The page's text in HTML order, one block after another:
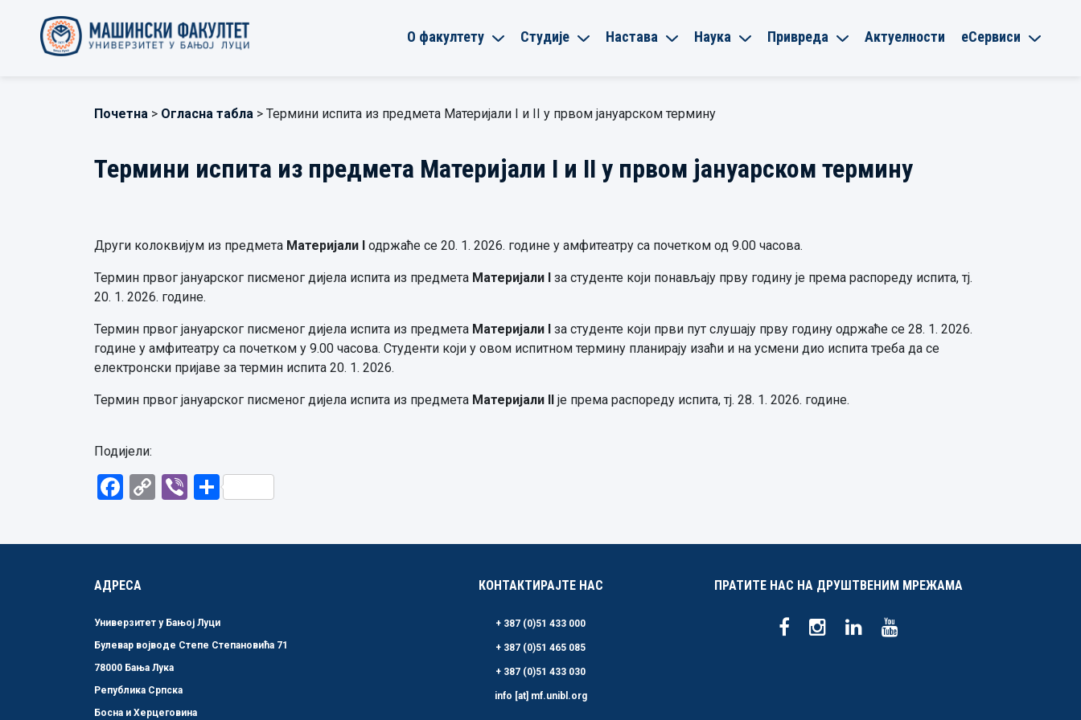
О факултету Студије Настава Наука Привреда Актуелности еСервиси
Почетна > Огласна табла > Термини испита из предмета Материјали I и II у првом јануарском термину
Термини испита из предмета Материјали I и II у првом јануарском термину
Други колоквијум из предмета Материјали I одржаће се 20. 1. 2026. године у амфитеатру са почетком од 9.00 часова.
Термин првог јануарског писменог дијела испита из предмета Материјали I за студенте који понављају прву годину је према распореду испита, тј.
20. 1. 2026. године.
Термин првог јануарског писменог дијела испита из предмета Материјали I за студенте који први пут слушају прву годину одржаће се 28. 1. 2026.
године у амфитеатру са почетком у 9.00 часова. Студенти који у овом испитном термину планирају изаћи и на усмени дио испита треба да се
електронски пријаве за термин испита 20. 1. 2026.
Термин првог јануарског писменог дијела испита из предмета Материјали II је према распореду испита, тј. 28. 1. 2026. године.
Подијели:
Facebook
CopyViberShare
АДРЕСА
Универзитет у Бањој Луци
Булевар војводе Степе Степановића 71
78000 Бања Лука
Република Српска
Босна и Херцеговина
КОНТАКТИРАЈТЕ НАС
+ 387 (0)51 433 000
+ 387 (0)51 465 085
+ 387 (0)51 433 030
info [at] mf.unibl.org
ПРАТИТЕ НАС НА ДРУШТВЕНИМ МРЕЖАМА